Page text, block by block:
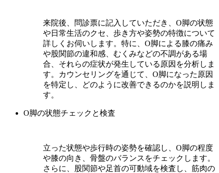
来院後、問診票に記入していただき、O脚の状態
や日常生活のクセ、歩き方や姿勢の特徴について
詳しくお伺いします。特に、O脚による膝の痛み
や股関節の違和感、むくみなどの不調がある場
合、それらの症状が発生している原因を分析しま
す。カウンセリングを通じて、O脚になった原因
を特定し、どのように改善できるのかを説明しま
す。
O脚の状態チェックと検査
立った状態や歩行時の姿勢を確認し、O脚の程度
や膝の向き、骨盤のバランスをチェックします。
さらに、股関節や足首の可動域を検査し、筋肉の